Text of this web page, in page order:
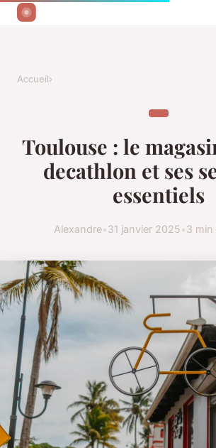
Accueil›
Toulouse : le
decathlon et ses
essentiels
Alexandre•31 janvier 2025•3 min